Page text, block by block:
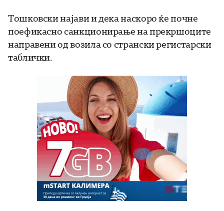
Тошковски најави и дека наскоро ќе почне
поефикасно санкционирање на прекршоците
направени од возила со странски регистарски
таблички.